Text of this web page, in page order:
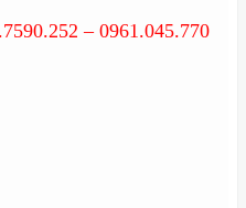
– 0961.045.770